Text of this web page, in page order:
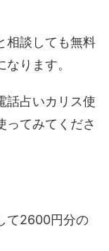
相談しても無料
ります。
話占いカリス使
ってみてくださ
て2600円分の